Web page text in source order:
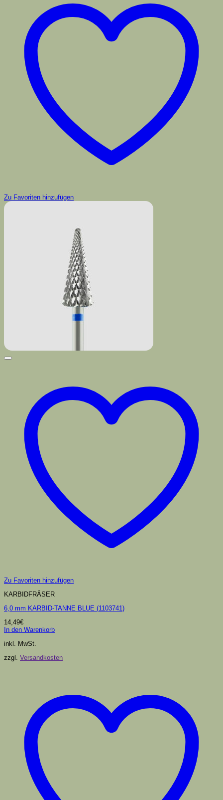
Zu Favoriten hinzufügen
Zu Favoriten hinzufügen
KARBIDFRÄSER
6,0 mm KARBID-TANNE BLUE (1103741)
14,49€
In den Warenkorb
inkl. MwSt.
zzgl. Versandkosten